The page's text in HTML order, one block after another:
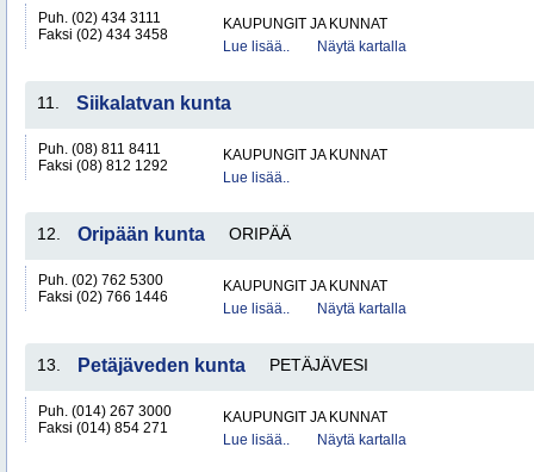
Puh. (02) 434 3111
Faksi (02) 434 3458
KAUPUNGIT JA KUNNAT
Lue lisää..
Näytä kartalla
11. Siikalatvan kunta
Puh. (08) 811 8411
Faksi (08) 812 1292
KAUPUNGIT JA KUNNAT
Lue lisää..
12. Oripään kunta ORIPÄÄ
Puh. (02) 762 5300
Faksi (02) 766 1446
KAUPUNGIT JA KUNNAT
Lue lisää..
Näytä kartalla
13. Petäjäveden kunta PETÄJÄVESI
Puh. (014) 267 3000
Faksi (014) 854 271
KAUPUNGIT JA KUNNAT
Lue lisää..
Näytä kartalla